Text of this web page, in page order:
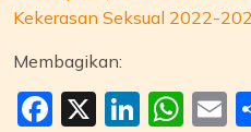
Kekerasan Seksual 2022-
Membagikan:
Facebook
X